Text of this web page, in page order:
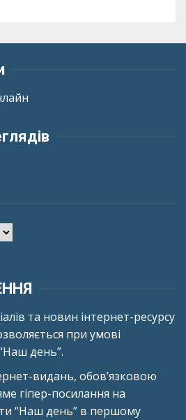
та новин інтернет-ресурсу
при умові
день”.
видань, обов’язковою
гіпер-посилання на
“Наш день” в першому